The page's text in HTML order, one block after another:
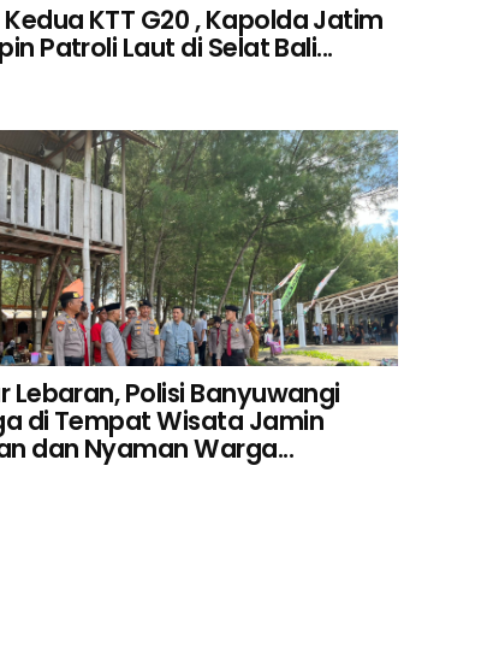
Kedua KTT G20 , Kapolda Jatim
Patroli Laut di Selat Bali...
Lebaran, Polisi Banyuwangi
di Tempat Wisata Jamin
dan Nyaman Warga...